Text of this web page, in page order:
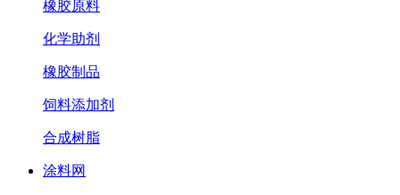
橡胶原料
化学助剂
橡胶制品
饲料添加剂
合成树脂
涂料网